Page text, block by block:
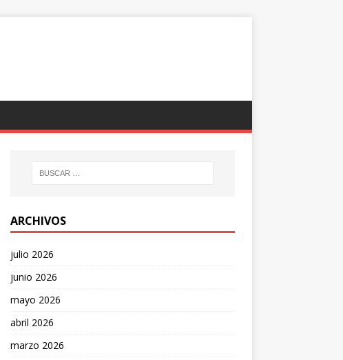
ARCHIVOS
julio 2026
junio 2026
mayo 2026
abril 2026
marzo 2026